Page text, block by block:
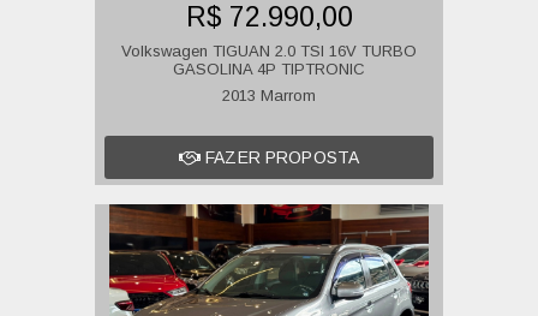
R$ 72.990,00
Volkswagen TIGUAN 2.0 TSI 16V TURBO
GASOLINA 4P TIPTRONIC
2013 Marrom
FAZER PROPOSTA